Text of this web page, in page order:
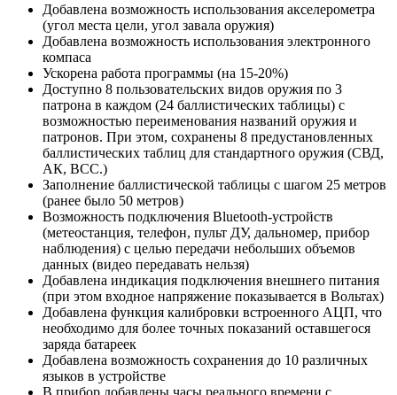
Добавлена возможность использования акселерометра
(угол места цели, угол завала оружия)
Добавлена возможность использования электронного
компаса
Ускорена работа программы (на 15-20%)
Доступно 8 пользовательских видов оружия по 3
патрона в каждом (24 баллистических таблицы) с
возможностью переименования названий оружия и
патронов. При этом, сохранены 8 предустановленных
баллистических таблиц для стандартного оружия (СВД,
АК, ВСС.)
Заполнение баллистической таблицы с шагом 25 метров
(ранее было 50 метров)
Возможность подключения Bluetooth-устройств
(метеостанция, телефон, пульт ДУ, дальномер, прибор
наблюдения) с целью передачи небольших объемов
данных (видео передавать нельзя)
Добавлена индикация подключения внешнего питания
(при этом входное напряжение показывается в Вольтах)
Добавлена функция калибровки встроенного АЦП, что
необходимо для более точных показаний оставшегося
заряда батареек
Добавлена возможность сохранения до 10 различных
языков в устройстве
В прибор добавлены часы реального времени с